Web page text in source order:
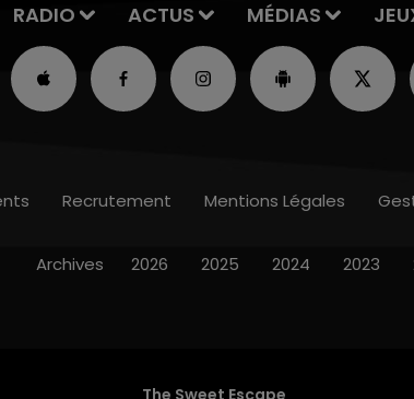
RADIO ACTUS MÉDIAS
The Sweet Escape
Recrutement Mentions Légales
Archives 2026 2025 2024 2023